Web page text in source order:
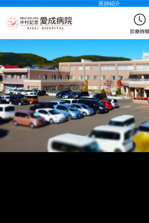
医師紹介
診療時間